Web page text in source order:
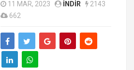
11 MAR, 2023 INDIR
2143
662